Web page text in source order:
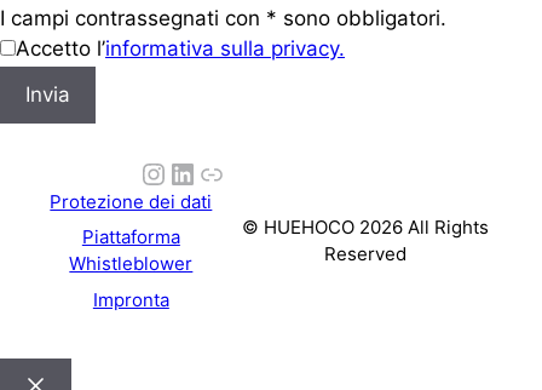
I campi contrassegnati con * sono obbligatori.
Accetto l’informativa sulla privacy.
Invia
Instagram
LinkedIn
Link
Protezione dei dati
Piattaforma
Whistleblower
Impronta
© HUEHOCO 2026 All Rights
Reserved